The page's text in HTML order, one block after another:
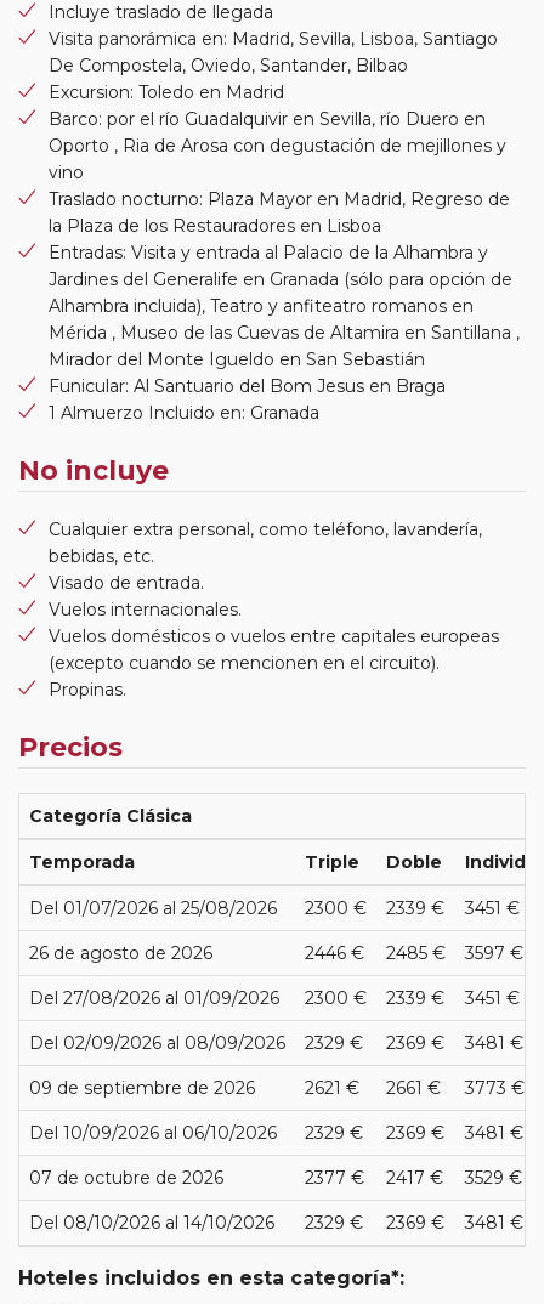
Incluye traslado de llegada
Visita panorámica en: Madrid, Sevilla, Lisboa, Santiago
De Compostela, Oviedo, Santander, Bilbao
Excursion: Toledo en Madrid
Barco: por el río Guadalquivir en Sevilla, río Duero en
Oporto , Ria de Arosa con degustación de mejillones y
vino
Traslado nocturno: Plaza Mayor en Madrid, Regreso de
la Plaza de los Restauradores en Lisboa
Entradas: Visita y entrada al Palacio de la Alhambra y
Jardines del Generalife en Granada (sólo para opción de
Alhambra incluida), Teatro y anfiteatro romanos en
Mérida , Museo de las Cuevas de Altamira en Santillana ,
Mirador del Monte Igueldo en San Sebastián
Funicular: Al Santuario del Bom Jesus en Braga
1 Almuerzo Incluido en: Granada
No incluye
Cualquier extra personal, como teléfono, lavandería,
bebidas, etc.
Visado de entrada.
Vuelos internacionales.
Vuelos domésticos o vuelos entre capitales europeas
(excepto cuando se mencionen en el circuito).
Propinas.
Precios
Categoría Clásica
Temporada Triple Doble
Del 01/07/2026 al 25/08/2026 2300 € 2339 € 3451 €
26 de agosto de 2026 2446 € 2485 € 3597 €
Del 27/08/2026 al 01/09/2026 2300 € 2339 € 3451 €
Del 02/09/2026 al 08/09/2026 2329 € 2369 € 3481 €
09 de septiembre de 2026 2621 € 2661 € 3773 €
Del 10/09/2026 al 06/10/2026 2329 € 2369 € 3481 €
07 de octubre de 2026 2377 € 2417 € 3529 €
Del 08/10/2026 al 14/10/2026 2329 € 2369 € 3481 €
Hoteles incluidos en esta categoría*: